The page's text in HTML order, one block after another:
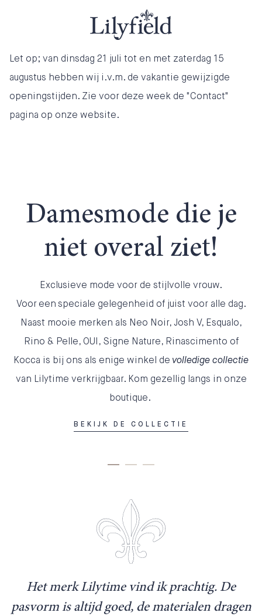
Let op; van dinsdag 21 juli tot en met zaterdag 15
augustus hebben wij i.v.m. de vakantie gewijzigde
openingstijden. Zie voor deze week de "Contact"
pagina op onze website.
Damesmode die je
niet overal ziet!
Exclusieve mode voor de stijlvolle vrouw.
Voor een speciale gelegenheid of juist voor alle dag.
Naast mooie merken als Neo Noir, Josh V, Esqualo,
Rino & Pelle, OUI, Signe Nature, Rinascimento of
Kocca is bij ons als enige winkel de volledige collectie
van Lilytime verkrijgbaar. Kom gezellig langs in onze
boutique.
BEKIJK DE COLLECTIE
Het merk Lilytime vind ik prachtig. De
pasvorm is altijd goed, de materialen dragen